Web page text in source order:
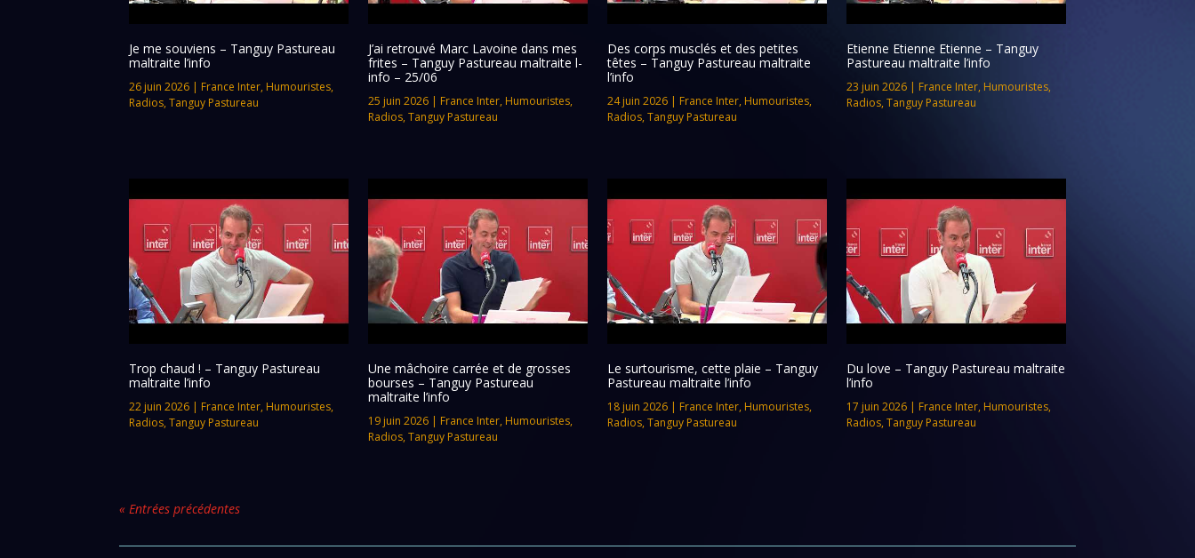
Je me souviens – Tanguy Pastureau
maltraite l’info
26 juin 2026 | France Inter, Humouristes,
Radios,Tanguy Pastureau
J’ai retrouvé Marc Lavoine dans mes
frites – Tanguy Pastureau maltraite l-
info – 25/06
25 juin 2026| France Inter, Humouristes,
Radios, Tanguy Pastureau
Des corps musclés et des petites
têtes – Tanguy Pastureau maltraite
l’info
24 juin 2026| France Inter, Humouristes,
Radios, Tanguy Pastureau
Etienne Etienne Etienne – Tanguy
Pastureau maltraite l’info
23 juin 2026| France Inter, Humouristes,
Radios, Tanguy Pastureau
Trop chaud ! – Tanguy Pastureau
maltraite l’info
22 juin 2026 | France Inter, Humouristes,
Radios,Tanguy Pastureau
Une mâchoire carrée et de grosses
bourses – Tanguy Pastureau
maltraite l’info
19 juin 2026| France Inter, Humouristes,
Radios, Tanguy Pastureau
Le surtourisme, cette plaie – Tanguy
Pastureau maltraite l’info
18 juin 2026| France Inter, Humouristes,
Radios, Tanguy Pastureau
Du love – Tanguy Pastureau maltraite
l’info
17 juin 2026| France Inter, Humouristes,
Radios, Tanguy Pastureau
« Entrées précédentes